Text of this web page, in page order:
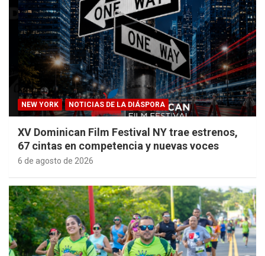
NEW YORK NOTICIAS DE LA DIÁSPORA
XV Dominican Film Festival NY trae estrenos,
67 cintas en competencia y nuevas voces
6 de agosto de 2026